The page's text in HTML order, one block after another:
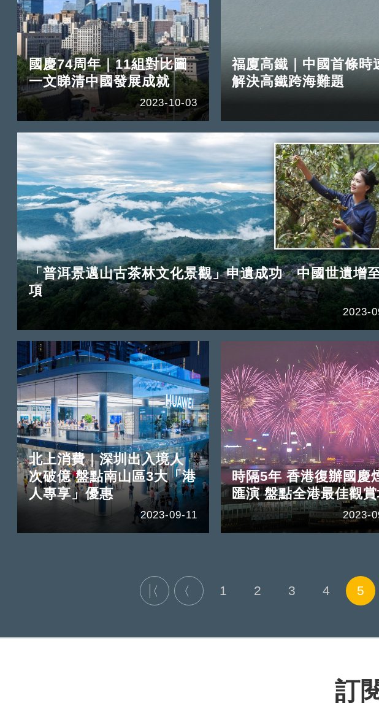
國慶74周年｜11組對比圖
一文睇清中國發展成就
2023-10-03
福廈高鐵｜中國首條
解決高鐵跨海難題
「普洱景邁山古茶林文化景觀」申遺成功 中國世遺增
項
2023-
北上消費｜深圳出入境人
次破億 盤點南山區3大「港
人專享」優惠
2023-09-11
時隔5年 香港復辦國慶
匯演 盤點全港最佳觀
2023-
1 2 3 4 5
訂